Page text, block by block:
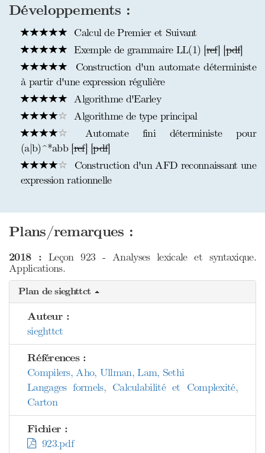
Développements :
Calcul de Premier et Suivant
Exemple de grammaire LL(1) [ref] [pdf]
Construction d'un automate déterministe
à partir d'une expression régulière
Algorithme d'Earley
Algorithme de type principal
Automate fini déterministe pour
(a|b)^*abb [ref] [pdf]
Construction d'un AFD reconnaissant une
expression rationnelle
Plans/remarques :
2018 : Leçon 923 - Analyses lexicale et syntaxique.
Applications.
Plan de sieghttct
Auteur :
sieghttct
Références :
Compilers, Aho, Ullman, Lam, Sethi
Langages formels, Calculabilité et Complexité,
Carton
Fichier :
923.pdf